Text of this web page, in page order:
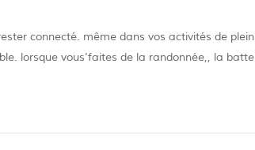
connecté. même dans vos activités de
lorsque vous'faites de la randonnée,, la